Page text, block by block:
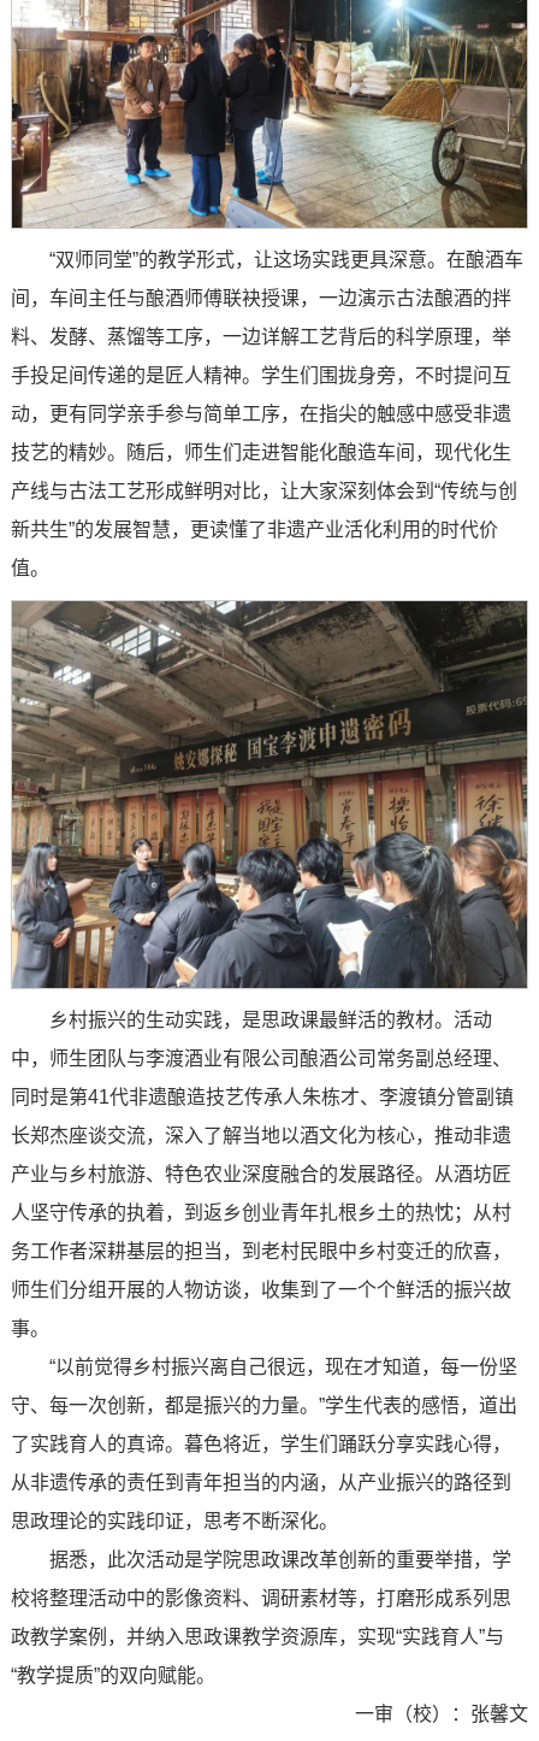
“双师同堂”的教学形式，让这场实践更具深意。在酿酒车
间，车间主任与酿酒师傅联袂授课，一边演示古法酿酒的拌
料、发酵、蒸馏等工序，一边详解工艺背后的科学原理，举
手投足间传递的是匠人精神。学生们围拢身旁，不时提问互
动，更有同学亲手参与简单工序，在指尖的触感中感受非遗
技艺的精妙。随后，师生们走进智能化酿造车间，现代化生
产线与古法工艺形成鲜明对比，让大家深刻体会到“传统与创
新共生”的发展智慧，更读懂了非遗产业活化利用的时代价
值。
乡村振兴的生动实践，是思政课最鲜活的教材。活动
中，师生团队与李渡酒业有限公司酿酒公司常务副总经理、
同时是第41代非遗酿造技艺传承人朱栋才、李渡镇分管副镇
长郑杰座谈交流，深入了解当地以酒文化为核心，推动非遗
产业与乡村旅游、特色农业深度融合的发展路径。从酒坊匠
人坚守传承的执着，到返乡创业青年扎根乡土的热忱；从村
务工作者深耕基层的担当，到老村民眼中乡村变迁的欣喜，
师生们分组开展的人物访谈，收集到了一个个鲜活的振兴故
事。
“以前觉得乡村振兴离自己很远，现在才知道，每一份坚
守、每一次创新，都是振兴的力量。”学生代表的感悟，道出
了实践育人的真谛。暮色将近，学生们踊跃分享实践心得，
从非遗传承的责任到青年担当的内涵，从产业振兴的路径到
思政理论的实践印证，思考不断深化。
据悉，此次活动是学院思政课改革创新的重要举措，学
校将整理活动中的影像资料、调研素材等，打磨形成系列思
政教学案例，并纳入思政课教学资源库，实现“实践育人”与
“教学提质”的双向赋能。
一审（校）：张馨文